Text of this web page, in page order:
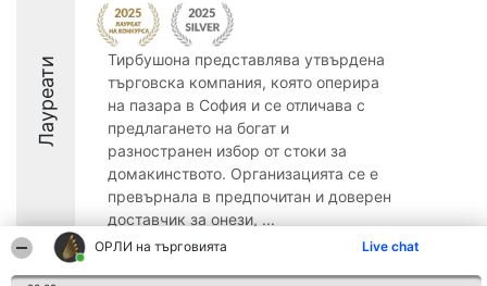
ОРЛИ на търговията Live chat
Лауреати
Тирбушона представлява утвърдена
търговска компания, която оперира
на пазара в София и се отличава с
предлагането на богат и
разностранен избор от стоки за
домакинството. Организацията се е
превърнала в предпочитан и доверен
доставчик за онези, ...
8.8